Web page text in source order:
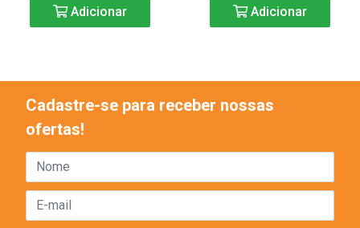
Adicionar Adicionar
Cadastre-se para receber nossas
ofertas!